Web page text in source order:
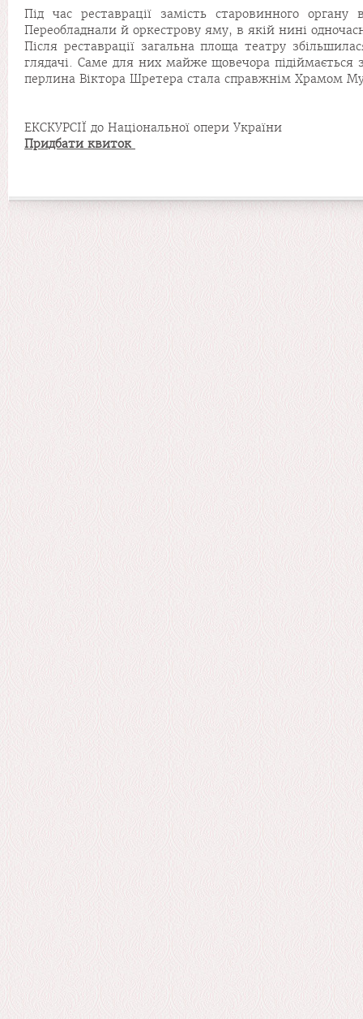
Під час реставрації замість старовинного
Переобладнали й оркестрову яму, в якій нині
Після реставрації загальна площа театру
глядачі. Саме для них майже щовечора
перлина Віктора Шретера стала справжнім Храмом
ЕКСКУРСІЇ до Національної опери України
Придбати квиток